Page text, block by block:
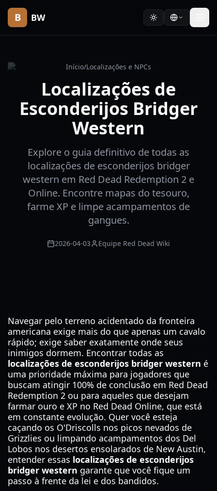
B BW
Início/Localizações e NPCs
Localizações de
Esconderijos Bridger
Western
Explore o guia definitivo de todas as
localizações de esconderijos bridger
western em Red Dead Redemption 2 e
Online. Encontre mapas do tesouro,
farme XP e limpe acampamentos de
gangues.
2026-04-03 Equipe Red Dead Wiki
Navegar pelo terreno acidentado da fronteira
americana exige mais do que apenas um cavalo
rápido; exige saber exatamente onde seus
inimigos dormem. Encontrar todas as
localizações de esconderijos bridger western é
uma prioridade máxima para jogadores que
buscam atingir 100% de conclusão em Red Dead
Redemption 2 ou para aqueles que desejam
farmar ouro e XP no Red Dead Online, que está
em constante evolução. Quer você esteja
caçando os O'Driscolls nos picos nevados de
Grizzlies ou limpando acampamentos dos Del
Lobos nos desertos ensolarados de New Austin,
entender essas localizações de esconderijos
bridger western garante que você fique um
passo à frente da lei e dos bandidos.